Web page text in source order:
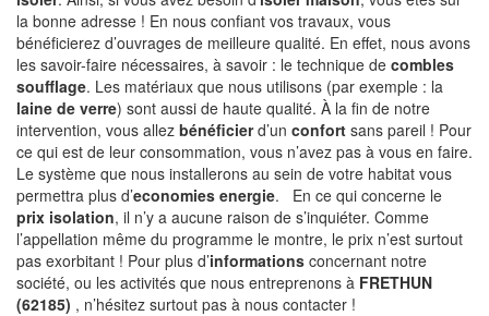
la bonne adresse ! En nous confiant vos travaux, vous
bénéficierez d’ouvrages de meilleure qualité. En effet, nous avons
les savoir-faire nécessaires, à savoir : le technique de combles
soufflage. Les matériaux que nous utilisons (par exemple : la
laine de verre) sont aussi de haute qualité. À la fin de notre
intervention, vous allez bénéficierd’un confort sans pareil ! Pour
ce qui est de leur consommation, vous n’avez pas à vous en faire.
Le système que nous installerons au sein de votre habitat vous
permettra plus d’economies energie. En ce qui concerne le
prix isolation, il n’y a aucune raison de s’inquiéter. Comme
l’appellation même du programme le montre, le prix n’est surtout
pas exorbitant ! Pour plus d’informations concernant notre
société, ou les activités que nous entreprenons à FRETHUN
(62185) , n’hésitez surtout pas à nous contacter !